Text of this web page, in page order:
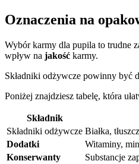
Oznaczenia na
Wybór karmy dla pupila to trudne
wpływ na jakość karmy.
Składniki odżywcze powinny być
Poniżej znajdziesz tabelę, która
Składnik
Składniki odżywcze Białka,
Dodatki
Witaminy,
Konserwanty
Substancje